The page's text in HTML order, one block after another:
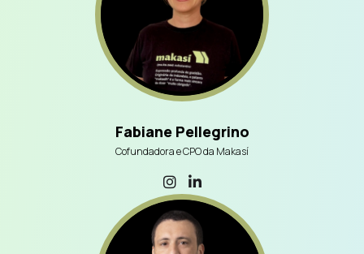
Fabiane Pellegrino
Cofundadora e CPO da Makasí